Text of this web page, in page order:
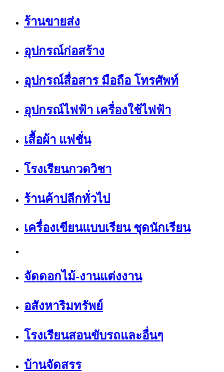
ร้านขายส่ง
อุปกรณ์ก่อสร้าง
อุปกรณ์สื่อสาร มือถือ โทรศัพท์
อุปกรณ์ไฟฟ้า เครื่องใช้ไฟฟ้า
เสื้อผ้า แฟชั่น
โรงเรียนกวดวิชา
ร้านค้าปลีกทั่วไป
เครื่องเขียนแบบเรียน ชุดนักเรียน
จัดดอกไม้-งานแต่งงาน
อสังหาริมทรัพย์
โรงเรียนสอนขับรถและอื่นๆ
บ้านจัดสรร